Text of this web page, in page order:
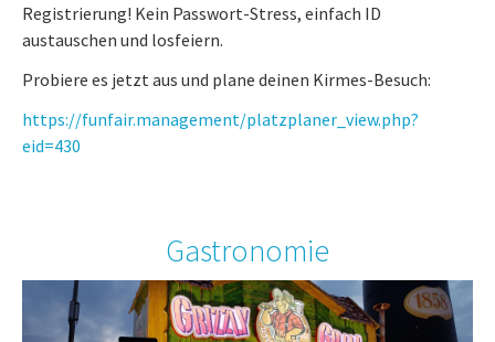
Registrierung! Kein Passwort-Stress, einfach ID
austauschen und losfeiern.
Probiere es jetzt aus und plane deinen Kirmes-Besuch:
https://funfair.management/platzplaner_view.php?
eid=430
Gastronomie